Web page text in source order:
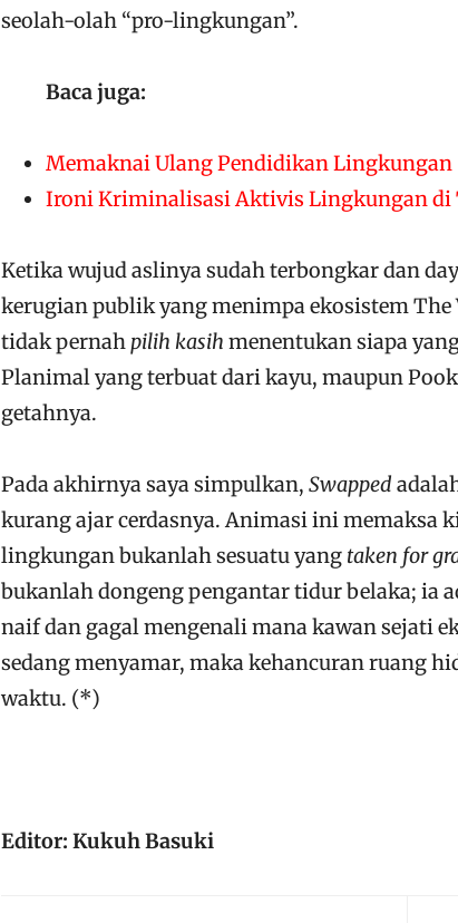
seolah-olah “pro-lingkungan”.
Baca juga:
Memaknai Ulang Pendidikan Lingkungan
Ironi Kriminalisasi Aktivis Lingkungan di
Ketika wujud aslinya sudah terbongkar dan
kerugian publik yang menimpa ekosistem
tidak pernah pilih kasih menentukan siapa
Planimal yang terbuat dari kayu, maupun
getahnya.
Pada akhirnya saya simpulkan, Swapped
kurang ajar cerdasnya. Animasi ini memaksa
lingkungan bukanlah sesuatu yang taken for
bukanlah dongeng pengantar tidur belaka; ia
naif dan gagal mengenali mana kawan sejati
sedang menyamar, maka kehancuran ruang
waktu. (*)
Editor: Kukuh Basuki